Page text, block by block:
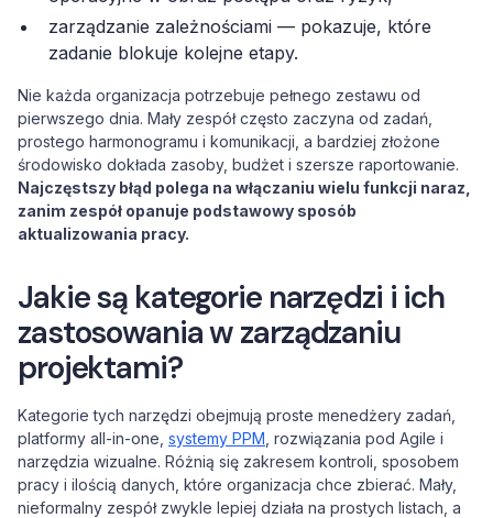
zarządzanie zależnościami — pokazuje, które
zadanie blokuje kolejne etapy.
Nie każda organizacja potrzebuje pełnego zestawu od
pierwszego dnia. Mały zespół często zaczyna od zadań,
prostego harmonogramu i komunikacji, a bardziej złożone
środowisko dokłada zasoby, budżet i szersze raportowanie.
Najczęstszy błąd polega na włączaniu wielu funkcji naraz,
zanim zespół opanuje podstawowy sposób
aktualizowania pracy.
Jakie są kategorie narzędzi i ich
zastosowania w zarządzaniu
projektami?
Kategorie tych narzędzi obejmują proste menedżery zadań,
platformy all-in-one, systemy PPM , rozwiązania pod Agile i
narzędzia wizualne. Różnią się zakresem kontroli, sposobem
pracy i ilością danych, które organizacja chce zbierać. Mały,
nieformalny zespół zwykle lepiej działa na prostych listach, a